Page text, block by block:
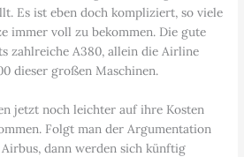
Es ist eben doch kompliziert, so viele
immer voll zu bekommen. Die gute
zahlreiche A380, allein die Airline
dieser großen Maschinen.
jetzt noch leichter auf ihre Kosten
Folgt man der Argumentation
dann werden sich künftig